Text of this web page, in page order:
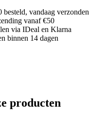
besteld, vandaag verzonden
vanaf €50
via IDeal en Klarna
binnen 14 dagen
producten